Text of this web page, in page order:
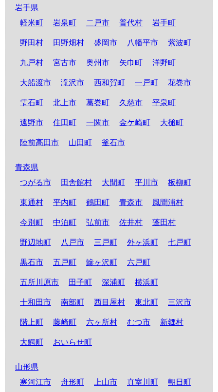
岩手県
軽米町
岩泉町 二戸市 普代村 岩手町
野田村 田野畑村 盛岡市 八幡平市 紫波町
九戸村 宮古市 奥州市 矢巾町 洋野町
大船渡市 滝沢市 西和賀町 一戸町 花巻市
雫石町 北上市 葛巻町 久慈市 平泉町
遠野市 住田町 一関市 金ケ崎町 大槌町
陸前高田市 山田町 釜石市
青森県
つがる市
田舎館村 大間町 平川市 板柳町
東通村 平内町 鶴田町 青森市 風間浦村
今別町 中泊町 弘前市 佐井村 蓬田村
野辺地町 八戸市 三戸町 外ヶ浜町 七戸町
黒石市 五戸町 鰺ヶ沢町 六戸町
五所川原市 田子町 深浦町 横浜町
十和田市 南部町 西目屋村 東北町 三沢市
階上町 藤崎町 六ヶ所村 むつ市 新郷村
大鰐町 おいらせ町
山形県
寒河江市
舟形町 上山市 真室川町 朝日町